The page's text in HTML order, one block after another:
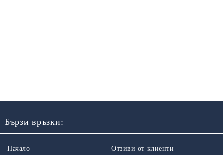
Бързи връзки:
Начало Отзиви от клиенти